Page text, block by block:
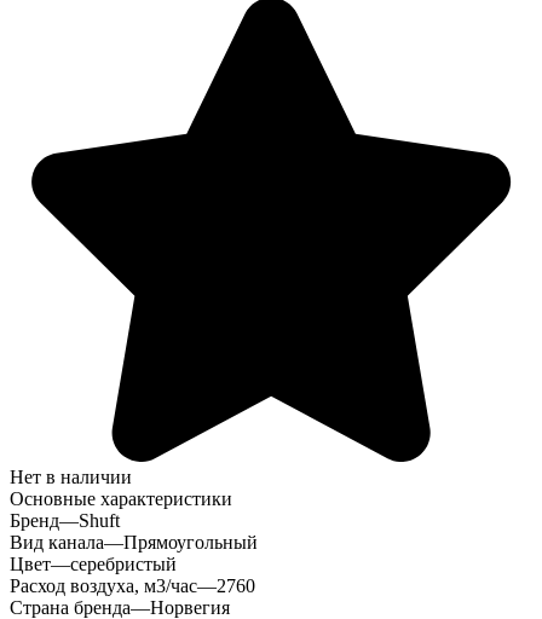
Нет в наличии
Основные характеристики
Бренд—Shuft
Вид канала—Прямоугольный
Цвет—серебристый
Расход воздуха, м3/час—2760
Страна бренда—Норвегия